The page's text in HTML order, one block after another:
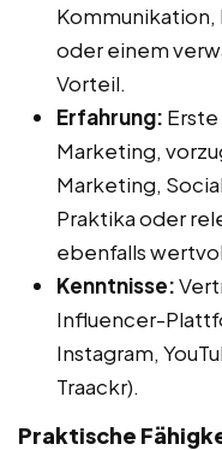
Kommunikation,
oder einem
Vorteil.
Erfahrung:
Marketing,
Marketing,
Praktika oder
ebenfalls
Kenntnisse:
Influencer-
Instagram,
Traackr).
Praktische